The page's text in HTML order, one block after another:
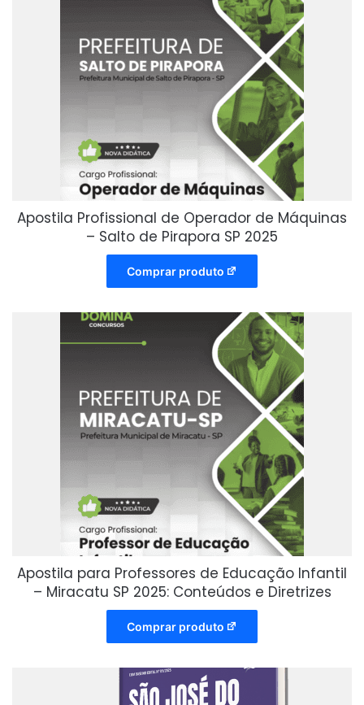
Apostila Profissional de Operador de Máquinas
– Salto de Pirapora SP 2025
Comprar produto
Apostila para Professores de Educação Infantil
– Miracatu SP 2025: Conteúdos e Diretrizes
Comprar produto